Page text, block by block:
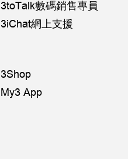
3toTalk數碼銷售專員
3iChat網上支援
3Shop
My3 App